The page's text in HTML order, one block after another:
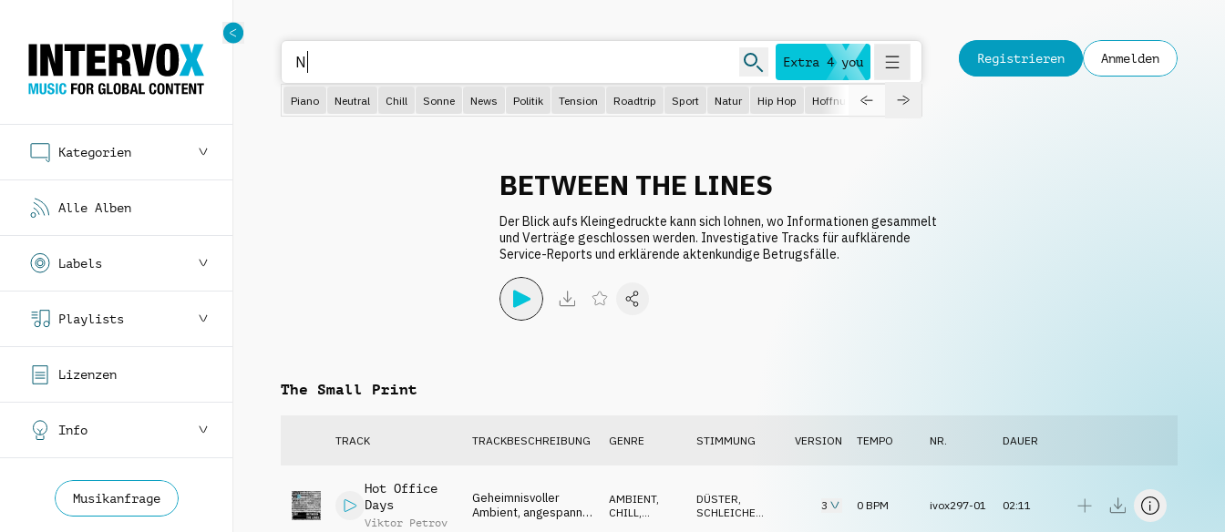
Kategorien
Alle Alben
Labels
Playlists
Lizenzen
Info
Musikanfrage
Extra 4 you
Nach
Piano Neutral Chill Sonne News Politik Tension Roadtrip Sport Natur Hip Hop Hoffnungsvoll Dokumentation
Registrieren Anmelden
BETWEEN THE LINES
Der Blick aufs Kleingedruckte kann sich lohnen, wo Informationen gesammelt
und Verträge geschlossen werden. Investigative Tracks für aufklärende
Service-Reports und erklärende aktenkundige Betrugsfälle.
The Small Print
TRACK TRACKBESCHREIBUNG GENRE STIMMUNG VERSION TEMPO NR. DAUER
Hot Office
Days
Viktor Petrov
Geheimnisvoller
Ambient, angespannte
AMBIENT,
CHILL
DÜSTER
SCHLEICHEND
3 0 BPM ivox297-01 02:11